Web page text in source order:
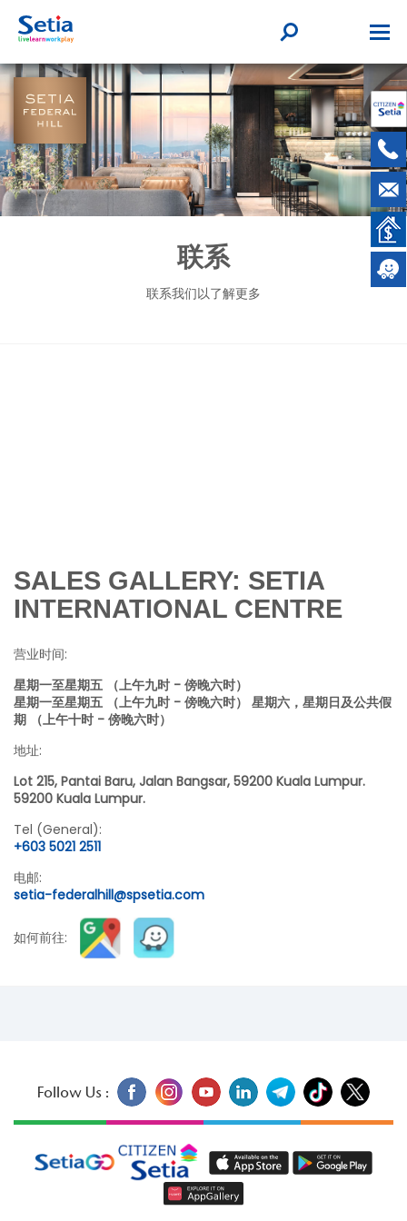
联系
联系我们以了解更多
SALES GALLERY: SETIA
INTERNATIONAL CENTRE
营业时间:
星期一至星期五 （上午九时 - 傍晚六时）
星期一至星期五 （上午九时 - 傍晚六时） 星期六，星期日及公共假
期 （上午十时 - 傍晚六时）
地址:
Lot 215, Pantai Baru, Jalan Bangsar, 59200 Kuala Lumpur.
59200 Kuala Lumpur.
Tel (General):
+603 5021 2511
电邮:
setia-federalhill@spsetia.com
如何前往:
Follow Us :